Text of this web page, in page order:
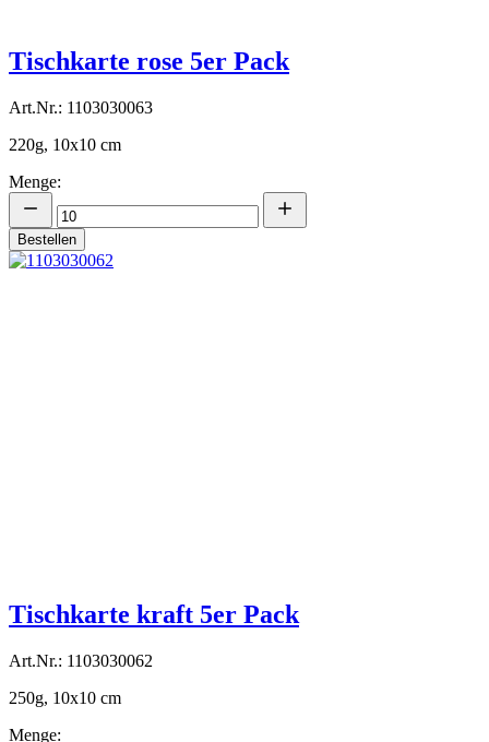
Tischkarte rose 5er Pack
Art.Nr.: 1103030063
220g, 10x10 cm
Menge:
Bestellen
Tischkarte kraft 5er Pack
Art.Nr.: 1103030062
250g, 10x10 cm
Menge: